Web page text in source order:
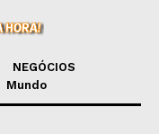
NEGÓCIOS
Mundo